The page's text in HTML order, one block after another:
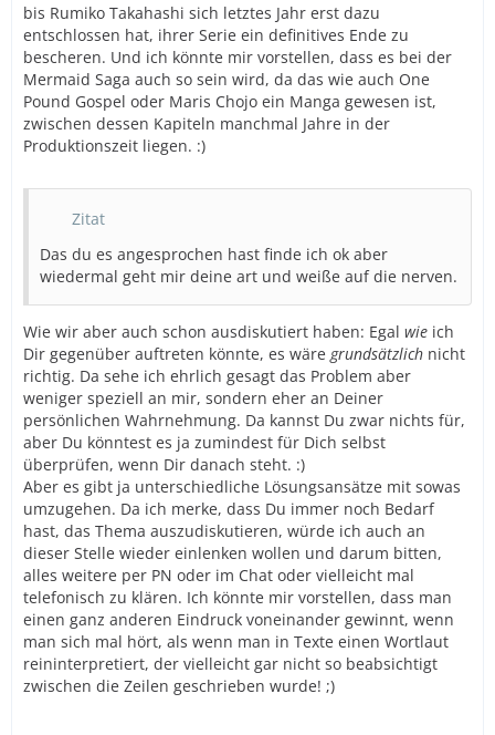
bis Rumiko Takahashi sich letztes Jahr erst dazu
entschlossen hat, ihrer Serie ein definitives Ende zu
bescheren. Und ich könnte mir vorstellen, dass es bei der
Mermaid Saga auch so sein wird, da das wie auch One
Pound Gospel oder Maris Chojo ein Manga gewesen ist,
zwischen dessen Kapiteln manchmal Jahre in der
Produktionszeit liegen. :)
Zitat
Das du es angesprochen hast finde ich ok aber
wiedermal geht mir deine art und weiße auf die nerven.
Wie wir aber auch schon ausdiskutiert haben: Egal wie ich
Dir gegenüber auftreten könnte, es wäre grundsätzlich nicht
richtig. Da sehe ich ehrlich gesagt das Problem aber
weniger speziell an mir, sondern eher an Deiner
persönlichen Wahrnehmung. Da kannst Du zwar nichts für,
aber Du könntest es ja zumindest für Dich selbst
überprüfen, wenn Dir danach steht. :)
Aber es gibt ja unterschiedliche Lösungsansätze mit sowas
umzugehen. Da ich merke, dass Du immer noch Bedarf
hast, das Thema auszudiskutieren, würde ich auch an
dieser Stelle wieder einlenken wollen und darum bitten,
alles weitere per PN oder im Chat oder vielleicht mal
telefonisch zu klären. Ich könnte mir vorstellen, dass man
einen ganz anderen Eindruck voneinander gewinnt, wenn
man sich mal hört, als wenn man in Texte einen Wortlaut
reininterpretiert, der vielleicht gar nicht so beabsichtigt
zwischen die Zeilen geschrieben wurde! ;)